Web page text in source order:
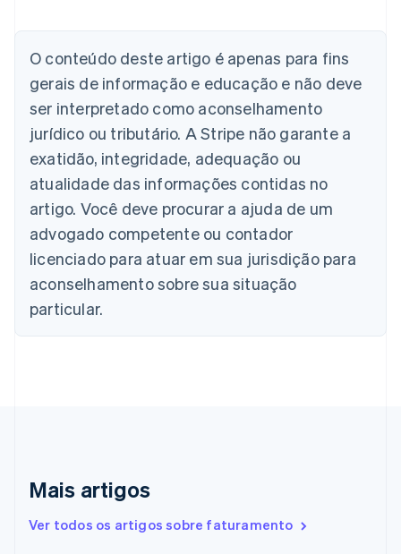
O conteúdo deste artigo é apenas para fins
gerais de informação e educação e não deve
ser interpretado como aconselhamento
jurídico ou tributário. A Stripe não garante a
exatidão, integridade, adequação ou
atualidade das informações contidas no
artigo. Você deve procurar a ajuda de um
advogado competente ou contador
licenciado para atuar em sua jurisdição para
aconselhamento sobre sua situação
particular.
Mais artigos
Ver todos os artigos sobre faturamento
Alemanha
DeutschEnglish
Austrália
English
Áustria
Deutsch English
Bélgica
Nederlands Français DeutschEnglish
Brasil
Bulgária
English
Canadá
China continental
Eslováquia
English
Eslovênia